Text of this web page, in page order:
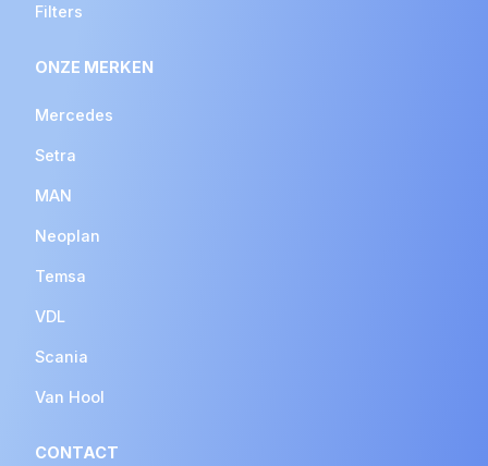
Filters
ONZE MERKEN
Mercedes
Setra
MAN
Neoplan
Temsa
VDL
Scania
Van Hool
CONTACT